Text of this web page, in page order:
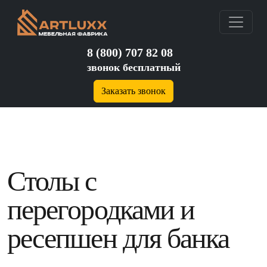
8 (800) 707 82 08
звонок бесплатный
Заказать звонок
Столы с
перегородками и
ресепшен для банка